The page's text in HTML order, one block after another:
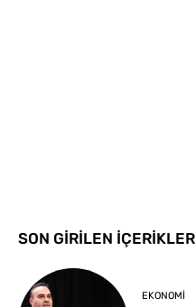
SON GİRİLEN İÇERİKLER
EKONOMI